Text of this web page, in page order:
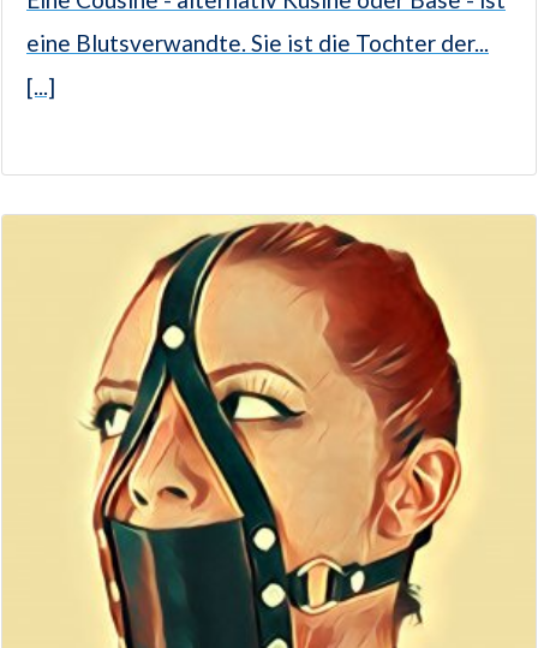
eine Blutsverwandte. Sie ist die Tochter der...
[...]